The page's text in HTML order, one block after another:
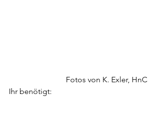
Fotos von K. Exler, HnC
Ihr benötigt: